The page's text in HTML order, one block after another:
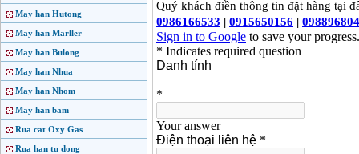
May han Hutong
May han Marller
May han Bulong
May han Nhua
May han Nhom
May han bam
Rua cat Oxy Gas
Rua han tu dong